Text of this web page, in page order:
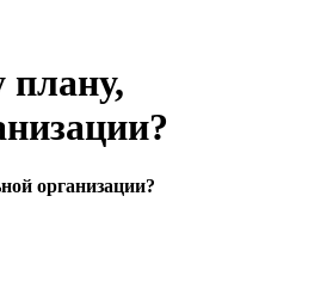
плану,
организации?